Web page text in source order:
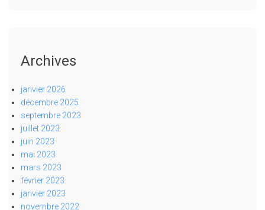
Archives
janvier 2026
décembre 2025
septembre 2023
juillet 2023
juin 2023
mai 2023
mars 2023
février 2023
janvier 2023
novembre 2022